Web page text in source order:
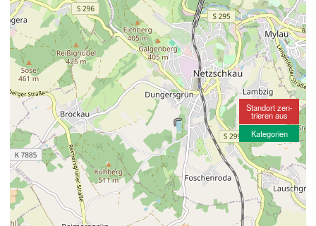
Standort zen-
trieren aus
Kategorien